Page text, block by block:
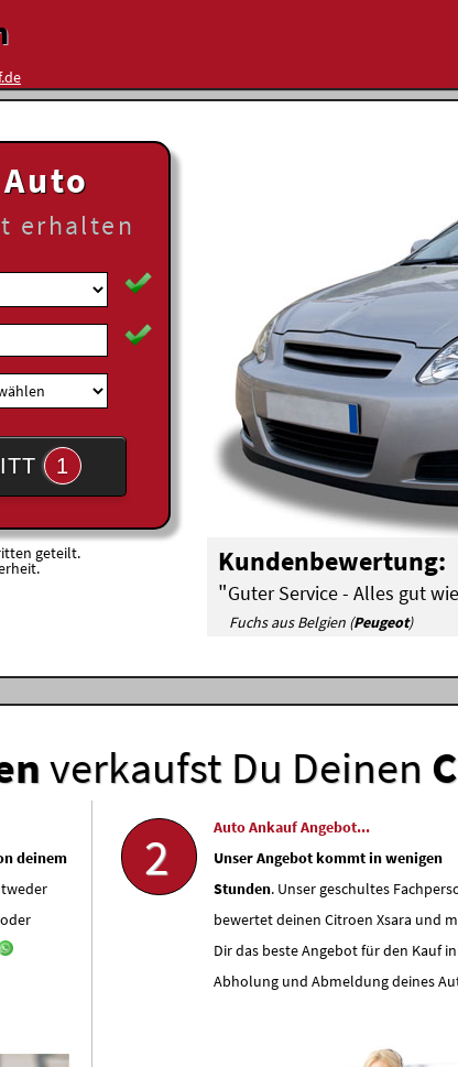
erhalten
1
geteilt. Kundenbewertung:
"Guter Service - Alles gut
Fuchs aus Belgien (Peugeot)
verkaufst Du Deinen
deinem
2
Auto Ankauf Angebot...
Unser Angebot kommt in wenigen
Stunden. Unser geschultes
bewertet deinen Citroen Xsara und
Dir das beste Angebot für den Kauf
Abholung und Abmeldung deines